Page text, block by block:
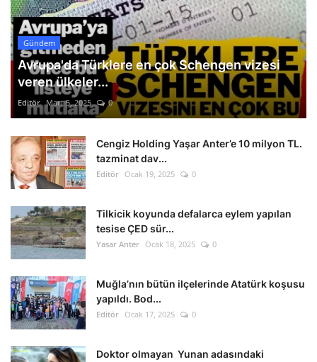
Gündem
Avrupa'da Türklere en çok Schengen vizesi
veren ülkeler...
Editör Mart 5, 2025 0
Cengiz Holding Yaşar Anter’e 10 milyon TL.
tazminat dav...
Editör Ocak 19, 2025 0
Tilkicik koyunda defalarca eylem yapılan
tesise ÇED sür...
Yasar Anter Ocak 18, 2025 0
Muğla’nın bütün ilçelerinde Atatürk koşusu
yapıldı. Bod...
Editör Ocak 17, 2025 0
Doktor olmayan Yunan adasındaki